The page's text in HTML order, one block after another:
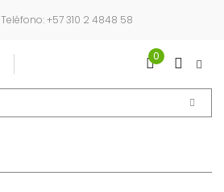
Teléfono: +57 310 2 4848 58
Login Sign Up
0